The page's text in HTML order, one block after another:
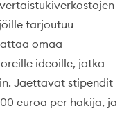
tarjoutuu
omaa
ideoille, jotka
Jaettavat stipendit
euroa per hakija, ja